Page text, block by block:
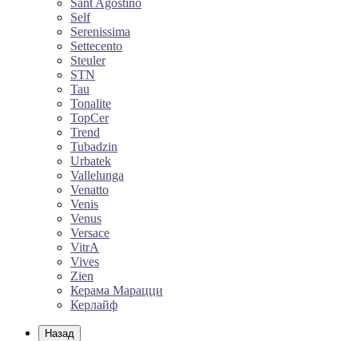
Sant Agostino
Self
Serenissima
Settecento
Steuler
STN
Tau
Tonalite
TopCer
Trend
Tubadzin
Urbatek
Vallelunga
Venatto
Venis
Venus
Versace
VitrA
Vives
Zien
Керама Марацци
Керлайф
Назад